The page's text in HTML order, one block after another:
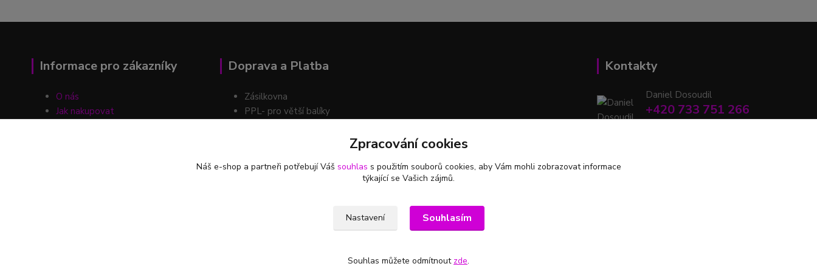
Informace pro zákazníky
O nás
Jak nakupovat
Doprava a Platba
Zásilkovna
PPL- pro větší balíky
Možnost platby na účet i na dobírku
Kontakty
Daniel Dosoudil
+420 733 751 266
Zpracování cookies
Náš e-shop a partneři potřebují Váš souhlas s použitím souborů cookies, aby Vám mohli zobrazovat informace
týkající se Vašich zájmů.
Nastavení Souhlasím
Souhlas můžete odmítnout zde.